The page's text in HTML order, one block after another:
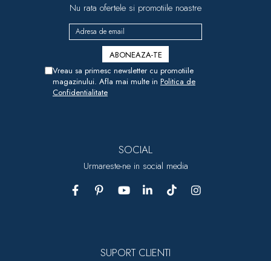
Nu rata ofertele si promotiile noastre
Vreau sa primesc newsletter cu promotiile
magazinului. Afla mai multe in Politica de
Confidentialitate
SOCIAL
Urmareste-ne in social media
SUPORT CLIENTI